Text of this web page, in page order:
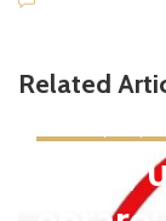
Related
Tolfa,